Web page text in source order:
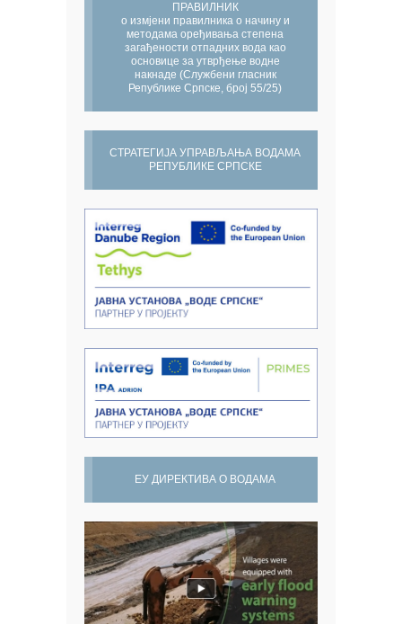
ПРАВИЛНИК
о измјени правилника о начину и
методама оређивања степена
загађености отпадних вода као
основице за утврђење водне
накнаде (Службени гласник
Републике Српске, број 55/25)
СТРАТЕГИЈА УПРАВЉАЊА ВОДАМА
РЕПУБЛИКЕ СРПСКЕ
ЕУ ДИРЕКТИВА О ВОДАМА